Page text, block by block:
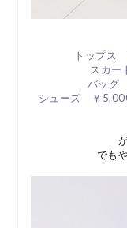
トップス
スカ
バッグ
シューズ ￥5,000
でも